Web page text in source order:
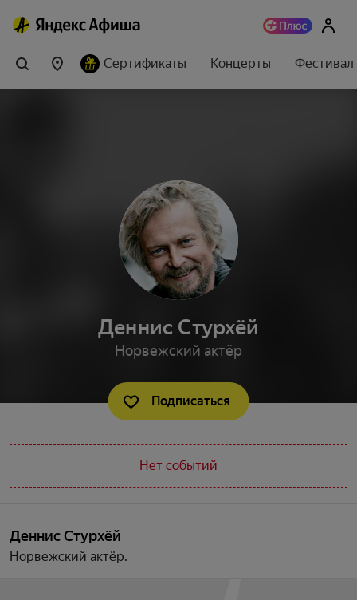
Сертификаты Концерты
Деннис Стурхёй
Норвежский актёр
Подписаться
Нет событий
Деннис Стурхёй
Норвежский актёр.